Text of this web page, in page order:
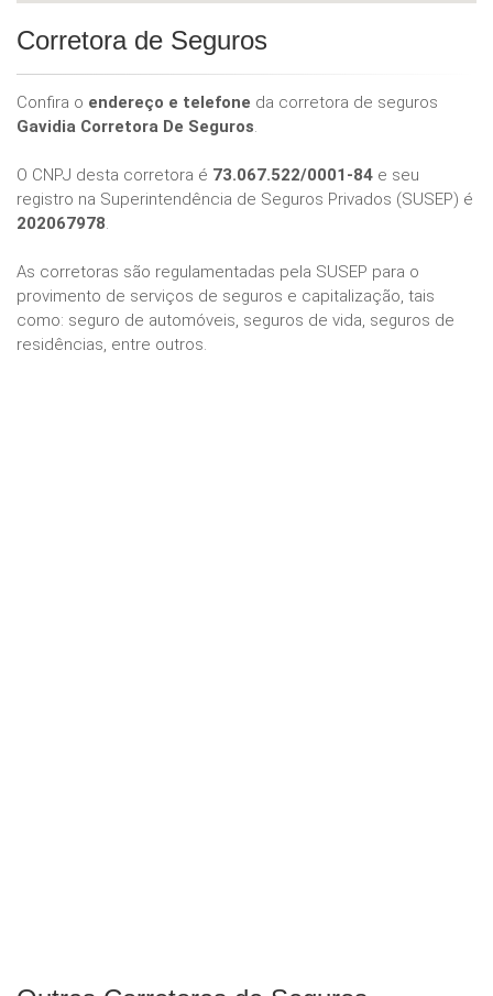
Corretora de Seguros
Confira o endereço e telefone da corretora de seguros
Gavidia Corretora De Seguros.
O CNPJ desta corretora é 73.067.522/0001-84 e seu
registro na Superintendência de Seguros Privados (SUSEP) é
202067978.
As corretoras são regulamentadas pela SUSEP para o
provimento de serviços de seguros e capitalização, tais
como: seguro de automóveis, seguros de vida, seguros de
residências, entre outros.